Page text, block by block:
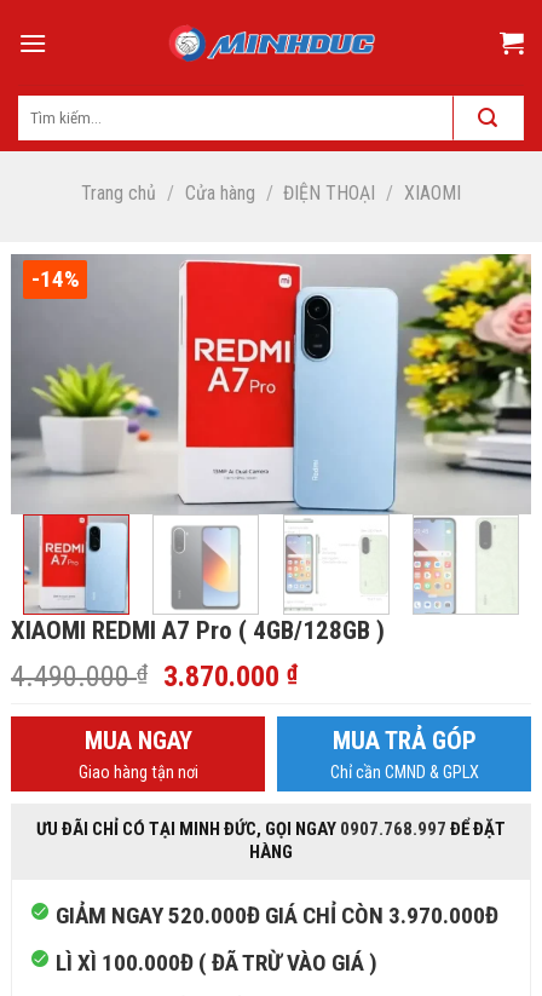
Trang chủ / Cửa hàng / ĐIỆN THOẠI / XIAOMI
-14%
XIAOMI REDMI A7 Pro ( 4GB/128GB )
4.490.000₫
Giá
là:
4.490.000 ₫.
3.870.000₫Giá
3.870.000 ₫.
MUA NGAY
Giao hàng tận nơi
MUA TRẢ GÓP
Chỉ cần CMND & GPLX
ƯU ĐÃI CHỈ CÓ TẠI MINH ĐỨC, GỌI NGAY 0907.768.997 ĐỂ ĐẶT
HÀNG
GIẢM NGAY 520.000Đ GIÁ CHỈ CÒN 3.970.000Đ
LÌ XÌ 100.000Đ ( ĐÃ TRỪ VÀO GIÁ )